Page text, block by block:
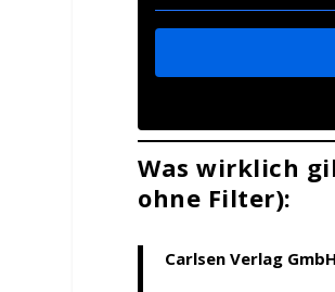
Was wirklich
ohne Filter):
Carlsen Verlag